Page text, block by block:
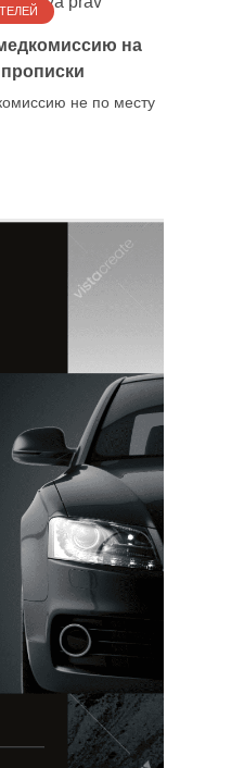
на
не по месту